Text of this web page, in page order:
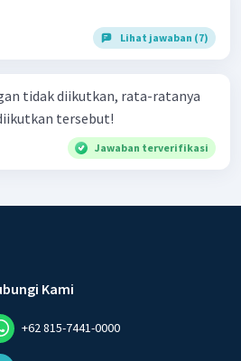
Lihat jawaban (7)
tidak diikutkan, rata-ratanya
tersebut!
Jawaban terverifikasi
Kami
+62 815-7441-0000